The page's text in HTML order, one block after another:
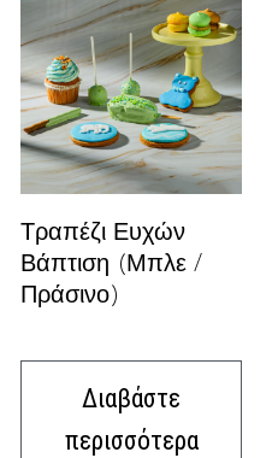
Τραπέζι Ευχών
Βάπτιση (Μπλε /
Πράσινο)
Διαβάστε
περισσότερα